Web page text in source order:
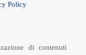
Policy
di contenuti